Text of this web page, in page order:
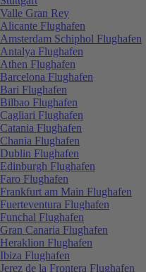
Valle Gran Rey
Alicante Flughafen
Amsterdam Schiphol Flughafen
Antalya Flughafen
Athen Flughafen
Barcelona Flughafen
Bari Flughafen
Bilbao Flughafen
Cagliari Flughafen
Catania Flughafen
Chania Flughafen
Dublin Flughafen
Edinburgh Flughafen
Faro Flughafen
Frankfurt am Main Flughafen
Fuerteventura Flughafen
Funchal Flughafen
Gran Canaria Flughafen
Heraklion Flughafen
Ibiza Flughafen
Jerez de la Frontera Flughafen